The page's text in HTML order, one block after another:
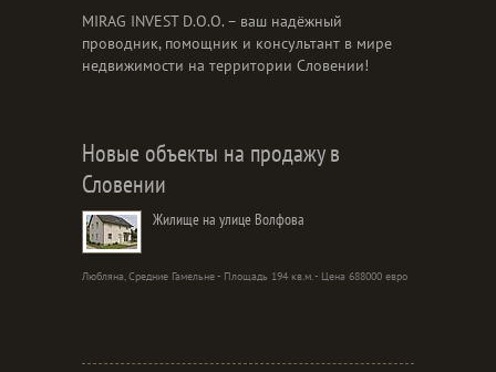
MIRAG INVEST D.O.O. – ваш надёжный
проводник, помощник и консультант в мире
недвижимости на территории Словении!
Новые объекты на продажу в
Словении
Жилище на улице Волфова
Любляна, Средние Гамельне - Площадь 194 кв.м. - Цена 688000 евро